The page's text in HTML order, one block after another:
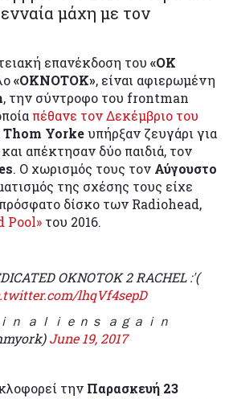
μάχη με τον
επανέκδοση του «OK
«ΟΚΝΟΤΟΚ», είναι αφιερωμένη
, την σύντροφο του frontman
πέθανε τον Δεκέμβριο του
Thom Yorkeυπήρξαν ζευγάρι για
και απέκτησαν δύο παιδιά, τον
. Ο χωρισμός τους τον Αύγουστο
της σχέσης τους είχε
δίσκο των Radiohead,
Pool» του 2016.
OKNOTOK 2 RACHEL :'(
lhqVf4sepD
ｎ ａｌｉｅｎｓ ａｇａｉｎ
June 19, 2017
την Παρασκευή 23